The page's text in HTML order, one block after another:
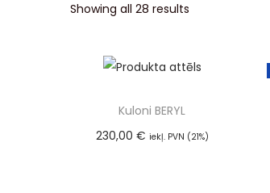
Showing all 28 results
Kuloni BERYL
230,00 € iekļ. PVN (21%)